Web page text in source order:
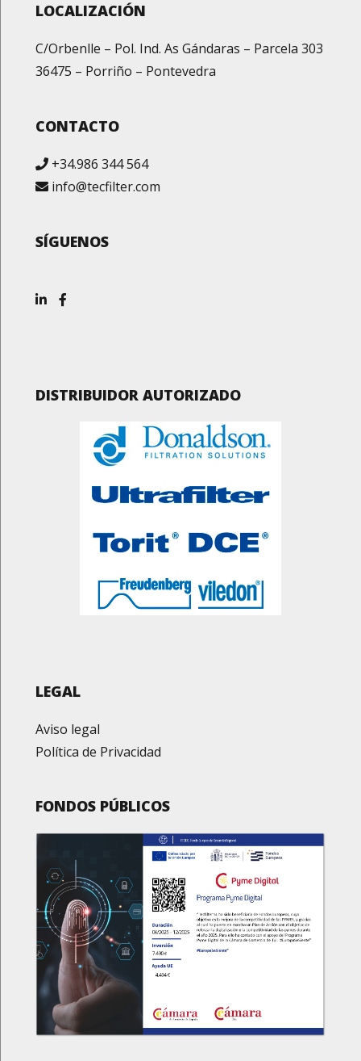
LOCALIZACIÓN
C/Orbenlle – Pol. Ind. As Gándaras – Parcela 303
36475 – Porriño – Pontevedra
CONTACTO
+34.986 344 564
info@tecfilter.com
SÍGUENOS
DISTRIBUIDOR AUTORIZADO
LEGAL
Aviso legal
Política de Privacidad
FONDOS PÚBLICOS